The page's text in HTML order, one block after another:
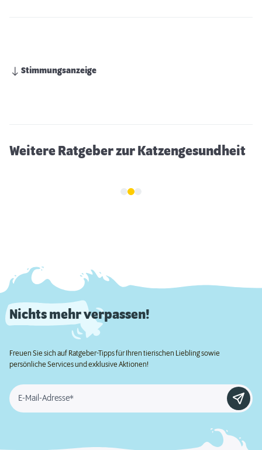
Stimmungsanzeige
Weitere Ratgeber zur Katzengesundheit
Nichts mehr verpassen!
Freuen Sie sich auf Ratgeber-Tipps für Ihren tierischen Liebling sowie
persönliche Services und exklusive Aktionen!
E-Mail-Adresse*